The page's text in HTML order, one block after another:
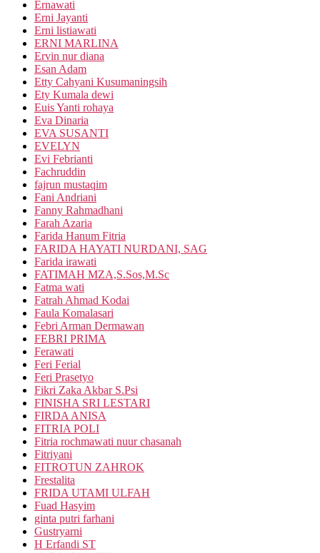
Ernawati
Erni Jayanti
Erni listiawati
ERNI MARLINA
Ervin nur diana
Esan Adam
Etty Cahyani Kusumaningsih
Ety Kumala dewi
Euis Yanti rohaya
Eva Dinaria
EVA SUSANTI
EVELYN
Evi Febrianti
Fachruddin
fajrun mustaqim
Fani Andriani
Fanny Rahmadhani
Farah Azaria
Farida Hanum Fitria
FARIDA HAYATI NURDANI, SAG
Farida irawati
FATIMAH MZA,S.Sos,M.Sc
Fatma wati
Fatrah Ahmad Kodai
Faula Komalasari
Febri Arman Dermawan
FEBRI PRIMA
Ferawati
Feri Ferial
Feri Prasetyo
Fikri Zaka Akbar S.Psi
FINISHA SRI LESTARI
FIRDA ANISA
FITRIA POLI
Fitria rochmawati nuur chasanah
Fitriyani
FITROTUN ZAHROK
Frestalita
FRIDA UTAMI ULFAH
Fuad Hasyim
ginta putri farhani
Gustryarni
H Erfandi ST